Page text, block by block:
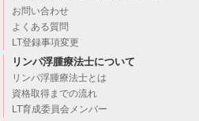
お問い合わせ
よくある質問
LT登録事項変更
リンパ浮腫療法士について
リンパ浮腫療法士とは
資格取得までの流れ
LT育成委員会メンバー